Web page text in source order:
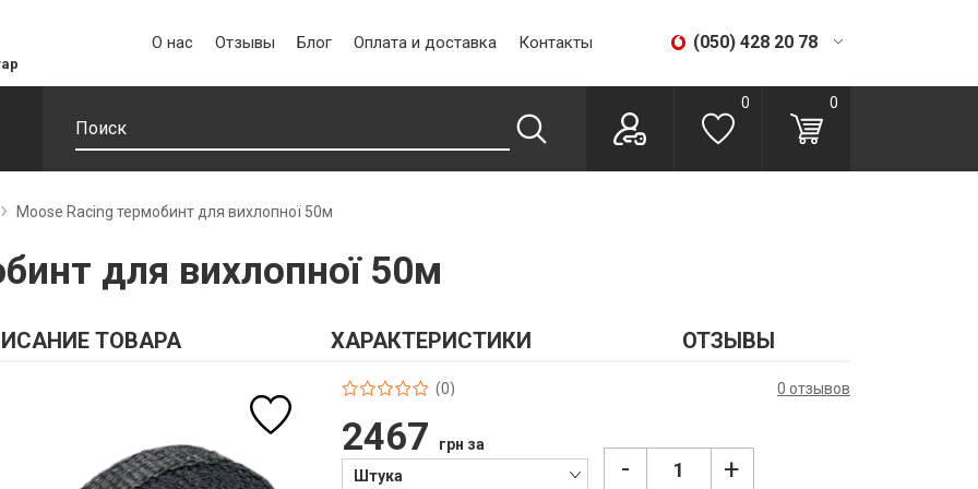
О нас Отзывы Блог Оплата и доставка Контакты (050) 428 20 78
(067) 293 28 56
0 0
Moose Racing термобинт для вихлопної 50м
для вихлопної 50м
ТОВАРА ХАРАКТЕРИСТИКИ ОТЗЫВЫ
(0) 0 отзывов
2467
грн за
Штука
- +